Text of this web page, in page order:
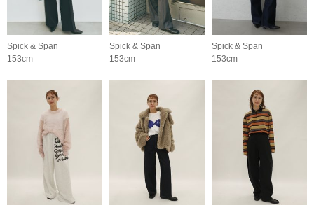
Spick & Span
153cm
Spick & Span
153cm
Spick & Span
153cm